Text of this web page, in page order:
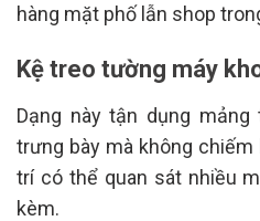
hàng mặt phố lẫn shop
Kệ treo tường máy
Dạng này tận dụng
trưng bày mà không
trí có thể quan sát nhiều
kèm.